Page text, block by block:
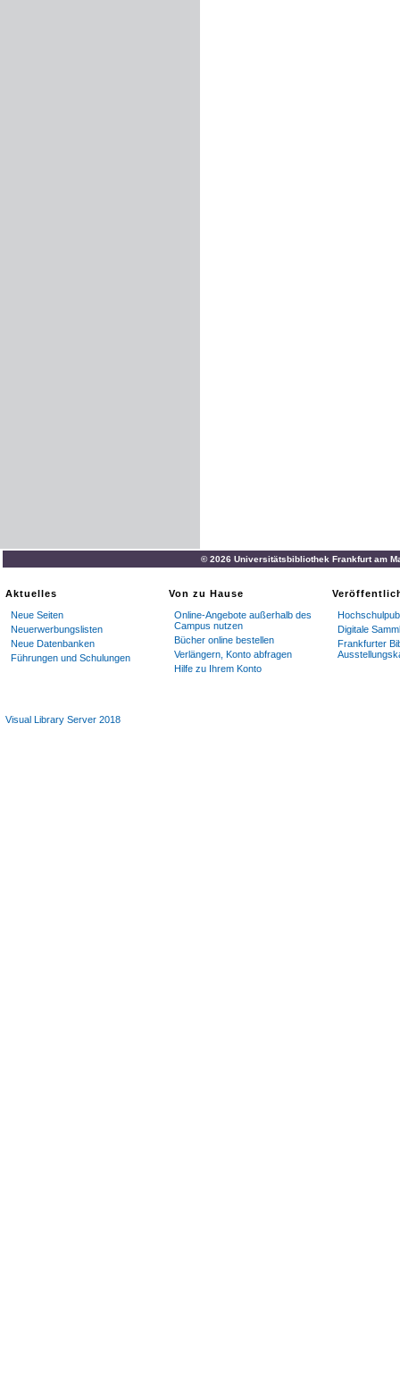
© 2026 Universitätsbibliothek Frankfurt am
Aktuelles
Neue Seiten
Neuerwerbungslisten
Neue Datenbanken
Führungen und Schulungen
Von zu Hause
Online-Angebote außerhalb des
Campus nutzen
Bücher online bestellen
Verlängern, Konto abfragen
Hilfe zu Ihrem Konto
Digitale
Frankfurter
Visual Library Server 2018